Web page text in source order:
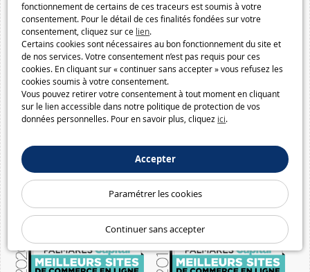
fonctionnement de certains de ces traceurs est soumis à votre
consentement. Pour le détail de ces finalités fondées sur votre
consentement, cliquez sur ce lien.
Certains cookies sont nécessaires au bon fonctionnement du site et
de nos services. Votre consentement n’est pas requis pour ces
cookies. En cliquant sur « continuer sans accepter » vous refusez les
cookies soumis à votre consentement.
Vous pouvez retirer votre consentement à tout moment en cliquant
sur le lien accessible dans notre politique de protection de vos
données personnelles. Pour en savoir plus, cliquez ici.
Accepter
Paramétrer les cookies
Continuer sans accepter